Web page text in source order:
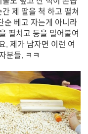
제 팔을 척 하고 펼쳐
순 베고 자는게 아니라
펼치고 등을 밀어붙여
. 제가 남자면 이런 여
분들. ㅋㅋ